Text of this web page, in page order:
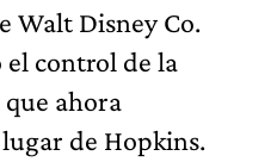
Walt Disney Co.
el control de la
ahora
de Hopkins.